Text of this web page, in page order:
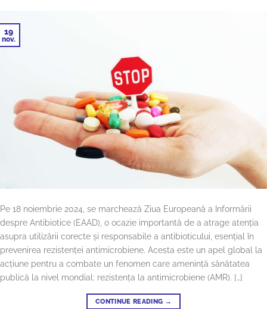
19
nov.
Pe 18 noiembrie 2024, se marchează Ziua Europeană a Informării
despre Antibiotice (EAAD), o ocazie importantă de a atrage atenția
asupra utilizării corecte și responsabile a antibioticului, esențial în
prevenirea rezistenței antimicrobiene. Acesta este un apel global la
acțiune pentru a combate un fenomen care amenință sănătatea
publică la nivel mondial: rezistența la antimicrobiene (AMR). […]
CONTINUE READING →